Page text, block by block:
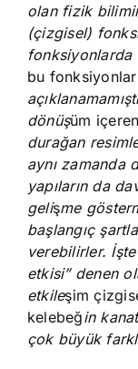
olan fizik
(çizgisel)
fonksiyonlarda
bu
dönüşüm
durağan
aynı zamanda
yapıların da
gelişme
başlangıç
verebilirler.
etkisi” denen
etkileşim
kelebeğin
çok büyük